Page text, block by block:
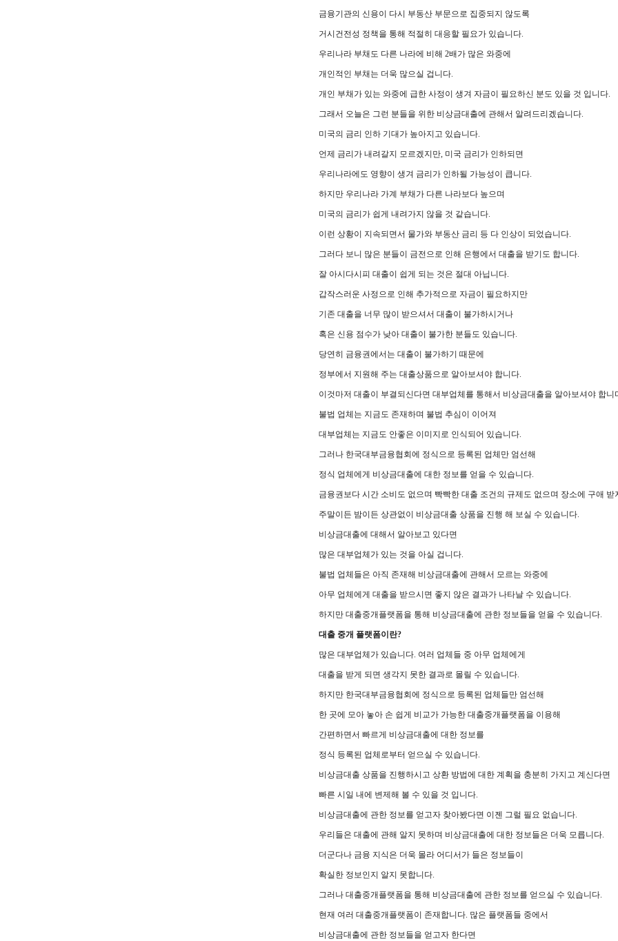
금융기관의 신용이 다시 부동산 부문으로 집중되지 않도록
거시건전성 정책을 통해 적절히 대응할 필요가 있습니다.
우리나라 부채도 다른 나라에 비해 2배가 많은 와중에
개인적인 부채는 더욱 많으실 겁니다.
개인 부채가 있는 와중에 급한 사정이 생겨 자금이 필요하신 분도 있을 것 입니다.
그래서 오늘은 그런 분들을 위한 비상금대출에 관해서 알려드리겠습니다.
미국의 금리 인하 기대가 높아지고 있습니다.
언제 금리가 내려갈지 모르겠지만, 미국 금리가 인하되면
우리나라에도 영향이 생겨 금리가 인하될 가능성이 큽니다.
하지만 우리나라 가계 부채가 다른 나라보다 높으며
미국의 금리가 쉽게 내려가지 않을 것 같습니다.
이런 상황이 지속되면서 물가와 부동산 금리 등 다 인상이 되었습니다.
그러다 보니 많은 분들이 금전으로 인해 은행에서 대출을 받기도 합니다.
잘 아시다시피 대출이 쉽게 되는 것은 절대 아닙니다.
갑작스러운 사정으로 인해 추가적으로 자금이 필요하지만
기존 대출을 너무 많이 받으셔서 대출이 불가하시거나
혹은 신용 점수가 낮아 대출이 불가한 분들도 있습니다.
당연히 금융권에서는 대출이 불가하기 때문에
정부에서 지원해 주는 대출상품으로 알아보셔야 합니다.
이것마저 대출이 부결되신다면 대부업체를 통해서 비상금대출을 알아보셔야 합니
불법 업체는 지금도 존재하며 불법 추심이 이어져
대부업체는 지금도 안좋은 이미지로 인식되어 있습니다.
그러나 한국대부금융협회에 정식으로 등록된 업체만 엄선해
정식 업체에게 비상금대출에 대한 정보를 얻을 수 있습니다.
금융권보다 시간 소비도 없으며 빡빡한 대출 조건의 규제도 없으며 장소에 구애 받
주말이든 밤이든 상관없이 비상금대출 상품을 진행 해 보실 수 있습니다.
비상금대출에 대해서 알아보고 있다면
많은 대부업체가 있는 것을 아실 겁니다.
불법 업체들은 아직 존재해 비상금대출에 관해서 모르는 와중에
아무 업체에게 대출을 받으시면 좋지 않은 결과가 나타날 수 있습니다.
하지만 대출중개플랫폼을 통해 비상금대출에 관한 정보들을 얻을 수 있습니다.
대출 중개 플랫폼이란?
많은 대부업체가 있습니다. 여러 업체들 중 아무 업체에게
대출을 받게 되면 생각지 못한 결과로 몰릴 수 있습니다.
하지만 한국대부금융협회에 정식으로 등록된 업체들만 엄선해
한 곳에 모아 놓아 손 쉽게 비교가 가능한 대출중개플랫폼을 이용해
간편하면서 빠르게 비상금대출에 대한 정보를
정식 등록된 업체로부터 얻으실 수 있습니다.
비상금대출 상품을 진행하시고 상환 방법에 대한 계획을 충분히 가지고 계신다면
빠른 시일 내에 변제해 볼 수 있을 것 입니다.
비상금대출에 관한 정보를 얻고자 찾아봤다면 이젠 그럴 필요 없습니다.
우리들은 대출에 관해 알지 못하며 비상금대출에 대한 정보들은 더욱 모릅니다.
더군다나 금융 지식은 더욱 몰라 어디서가 들은 정보들이
확실한 정보인지 알지 못합니다.
그러나 대출중개플랫폼을 통해 비상금대출에 관한 정보를 얻으실 수 있습니다.
현재 여러 대출중개플랫폼이 존재합니다. 많은 플랫폼들 중에서
비상금대출에 관한 정보들을 얻고자 한다면